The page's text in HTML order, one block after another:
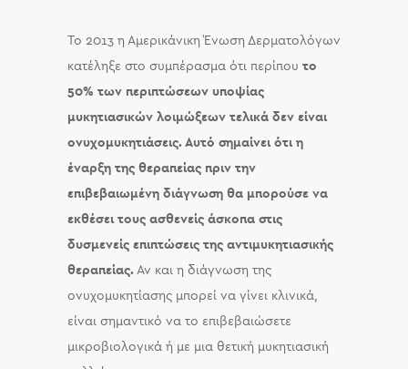
Το 2013 η Αμερικάνικη Ένωση Δερματολόγων
κατέληξε στο συμπέρασμα ότι περίπου το
50% των περιπτώσεων υποψίας
μυκητιασικών λοιμώξεων τελικά δεν είναι
ονυχομυκητιάσεις. Αυτό σημαίνει ότι η
έναρξη της θεραπείας πριν την
επιβεβαιωμένη διάγνωση θα μπορούσε να
εκθέσει τους ασθενείς άσκοπα στις
δυσμενείς επιπτώσεις της αντιμυκητιασικής
θεραπείας. Αν και η διάγνωση της
ονυχομυκητίασης μπορεί να γίνει κλινικά,
είναι σημαντικό να το επιβεβαιώσετε
μικροβιολογικά ή με μια θετική μυκητιασική